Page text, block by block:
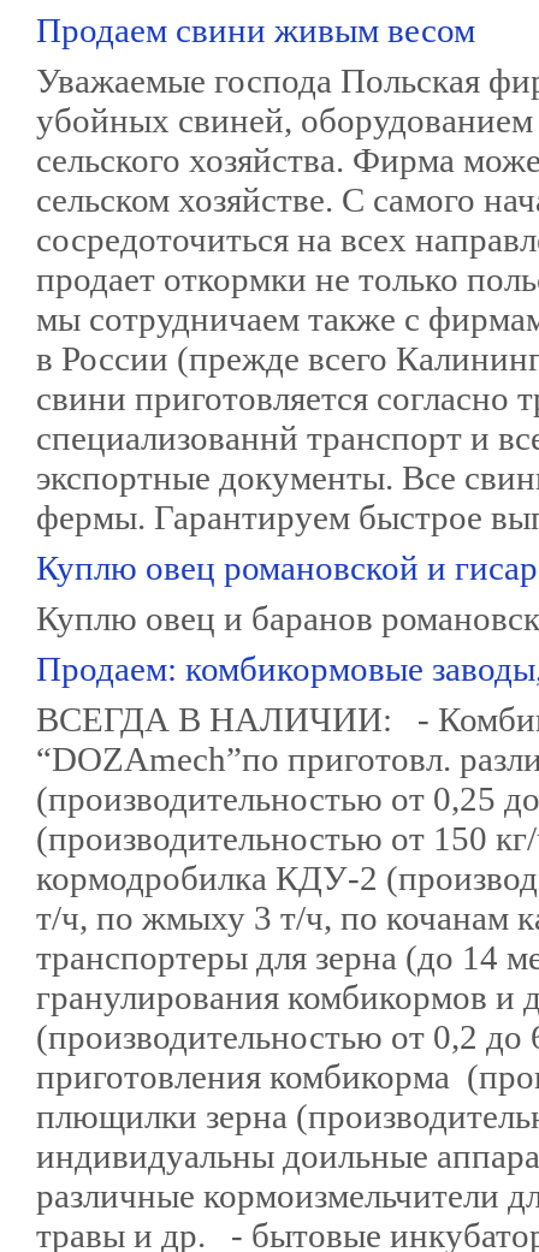
Продаем свини живым весом
Уважаемые господа Польская
убойных свиней,
сельского хозяйства. Фирма
сельском хозяйстве. С самого
сосредоточиться на всех
продает откормки не только
мы сотрудничаем также с
в России (прежде всего
свини приготовляется согласно
специализованнй транспорт и
экспортные документы. Все
фермы. Гарантируем быстрое
Куплю овец романовской и
Куплю овец и баранов
Продаем: комбикормовые
ВСЕГДА В НАЛИЧИИ: -
“DOZAmech”по приготовл.
(производительностью от 0,25
(производительностью от 150
кормодробилка КДУ-2
т/ч, по жмыху 3 т/ч, по кочанам
транспортеры для зерна (до 14
гранулирования комбикормов и
(производительностью от 0,2
приготовления комбикорма
плющилки зерна
индивидуальны доильные
различные кормоизмельчители
травы и др. - бытовые